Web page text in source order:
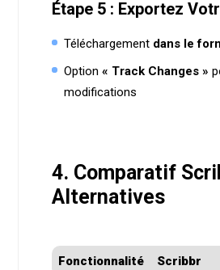
Étape 5 : Exportez
Téléchargement dans le
Option « Track Changes »
modifications
4. Comparatif
Alternatives
Fonctionnalité Scribbr